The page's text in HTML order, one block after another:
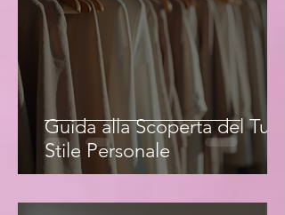
Guida alla Scoperta del Tuo
Stile Personale